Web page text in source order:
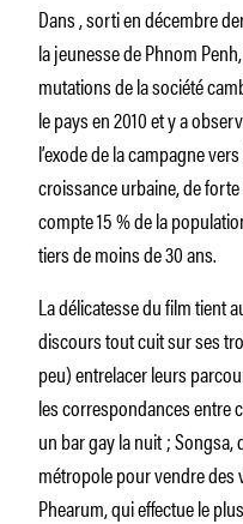
Dans , sorti en décembre
la jeunesse de Phnom
mutations de la société
le pays en 2010 et y a
l’exode de la campagne
croissance urbaine, de
compte 15 % de la
tiers de moins de 30 ans.
La délicatesse du film tient
discours tout cuit sur ses
peu) entrelacer leurs
les correspondances entre
un bar gay la nuit ; Songsa,
métropole pour vendre
Phearum, qui effectue le